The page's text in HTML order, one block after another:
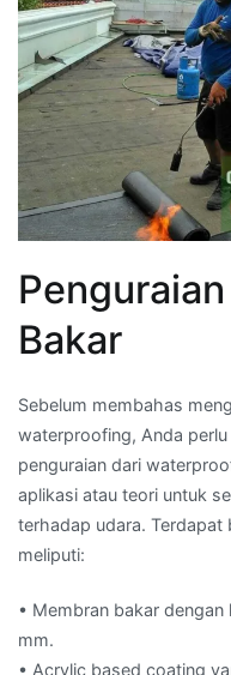
Bakar
Sebelum membahas
waterproofing, Anda
penguraian dari
aplikasi atau teori untuk
terhadap udara.
meliputi:
• Membran bakar
mm.
• Acrylic based coating